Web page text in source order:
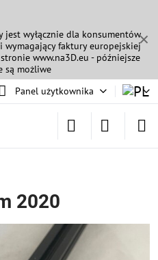
✕
jest wyłącznie dla konsumentów
faktury europejskiej
www.na3D.eu - późniejsze
są możliwe
Panel użytkownika
2020